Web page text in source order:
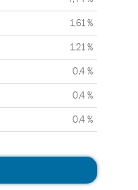
1,61 %
1,21 %
0,4 %
0,4 %
0,4 %